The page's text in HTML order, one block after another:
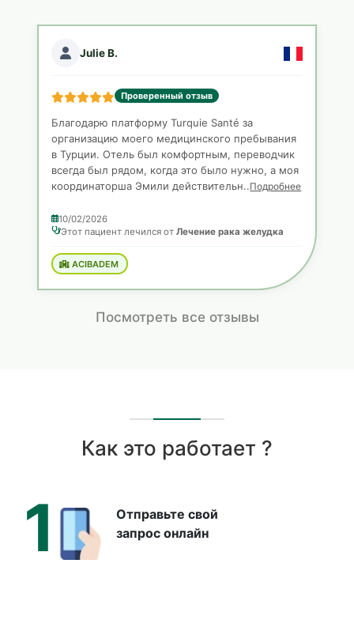
Julie B.
Проверенный отзыв
Благодарю платформу Turquie Santé за
организацию моего медицинского пребывания
в Турции. Отель был комфортным, переводчик
всегда был рядом, когда это было нужно, а моя
координаторша Эмили действительн..Подробнее
10/02/2026
Этот пациент лечился отЛечение рака желудка
ACIBADEM
Посмотреть все отзывы
Как это работает ?
1
Отправьте свой
запрос онлайн